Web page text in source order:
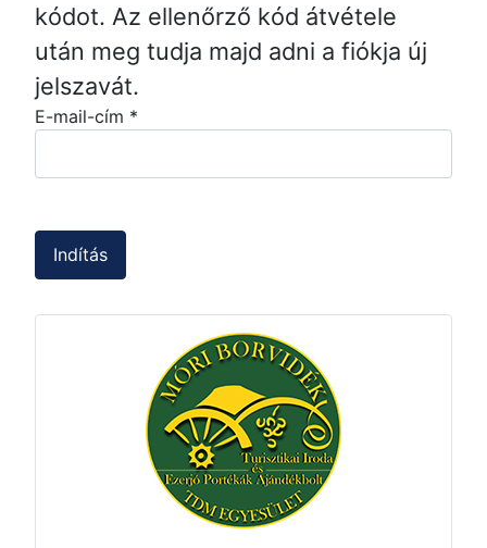
kódot. Az ellenőrző kód átvétele
után meg tudja majd adni a fiókja új
jelszavát.
E-mail-cím *
Indítás